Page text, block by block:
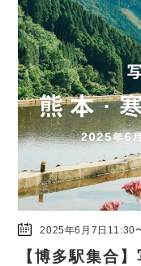
2025年6月7日11:30
【博多駅集合